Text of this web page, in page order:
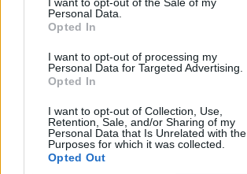
Personal Data.
Opted In
I want to opt-out of processing my
Personal Data for Targeted Advertising.
Opted In
I want to opt-out of Collection, Use,
Retention, Sale, and/or Sharing of my
Personal Data that Is Unrelated with the
Purposes for which it was collected.
Opted Out